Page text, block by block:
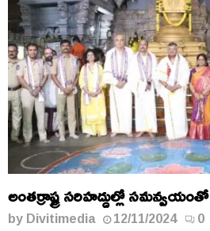
అంతర్రాష్ట్ర సరిహద్దుల్లో
byDivitimedia 12/11/2024 0